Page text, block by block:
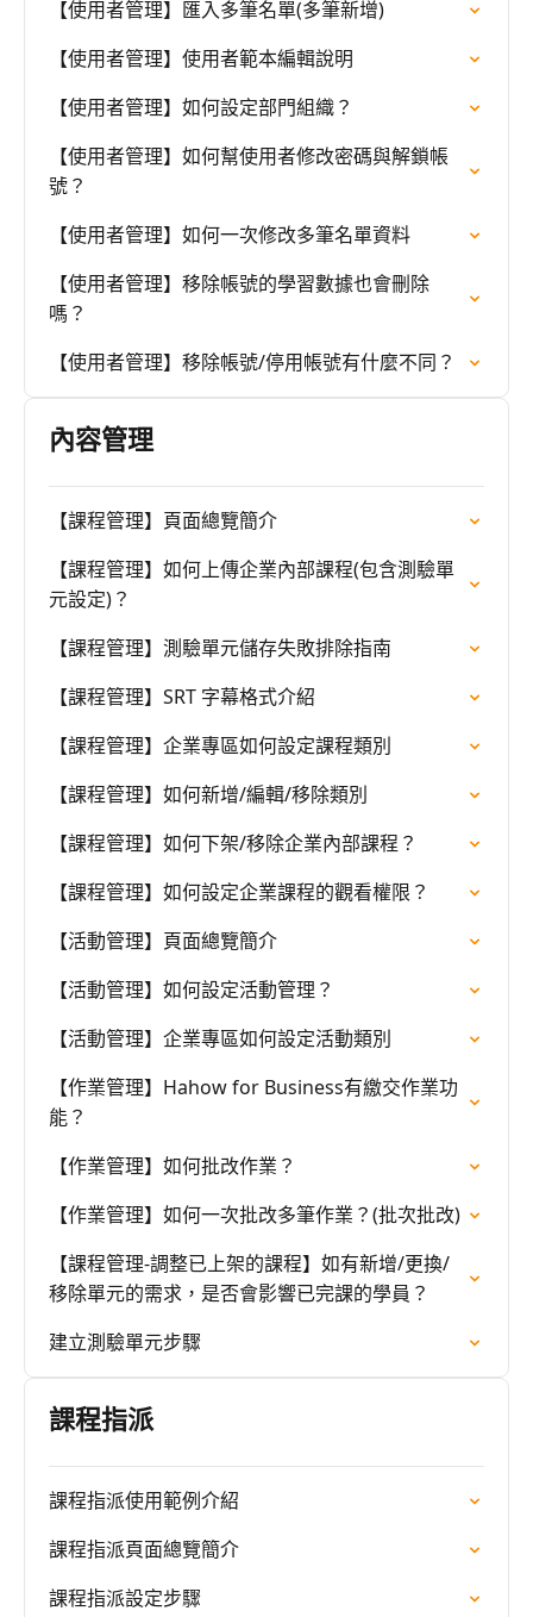
【使用者管理】匯入多筆名單(多筆新增)
【使用者管理】使用者範本編輯說明
【使用者管理】如何設定部門組織？
【使用者管理】如何幫使用者修改密碼與解鎖帳
號？
【使用者管理】如何一次修改多筆名單資料
【使用者管理】移除帳號的學習數據也會刪除
嗎？
【使用者管理】移除帳號/停用帳號有什麼不同？
內容管理
【課程管理】頁面總覽簡介
【課程管理】如何上傳企業內部課程(包含測驗單
元設定)？
【課程管理】測驗單元儲存失敗排除指南
【課程管理】SRT 字幕格式介紹
【課程管理】企業專區如何設定課程類別
【課程管理】如何新增/編輯/移除類別
【課程管理】如何下架/移除企業內部課程？
【課程管理】如何設定企業課程的觀看權限？
【活動管理】頁面總覽簡介
【活動管理】如何設定活動管理？
【活動管理】企業專區如何設定活動類別
【作業管理】Hahow for Business有繳交作業功
能？
【作業管理】如何批改作業？
【作業管理】如何一次批改多筆作業？(批次批改)
【課程管理-調整已上架的課程】如有新增/更換/
移除單元的需求，是否會影響已完課的學員？
建立測驗單元步驟
課程指派
課程指派使用範例介紹
課程指派頁面總覽簡介
課程指派設定步驟